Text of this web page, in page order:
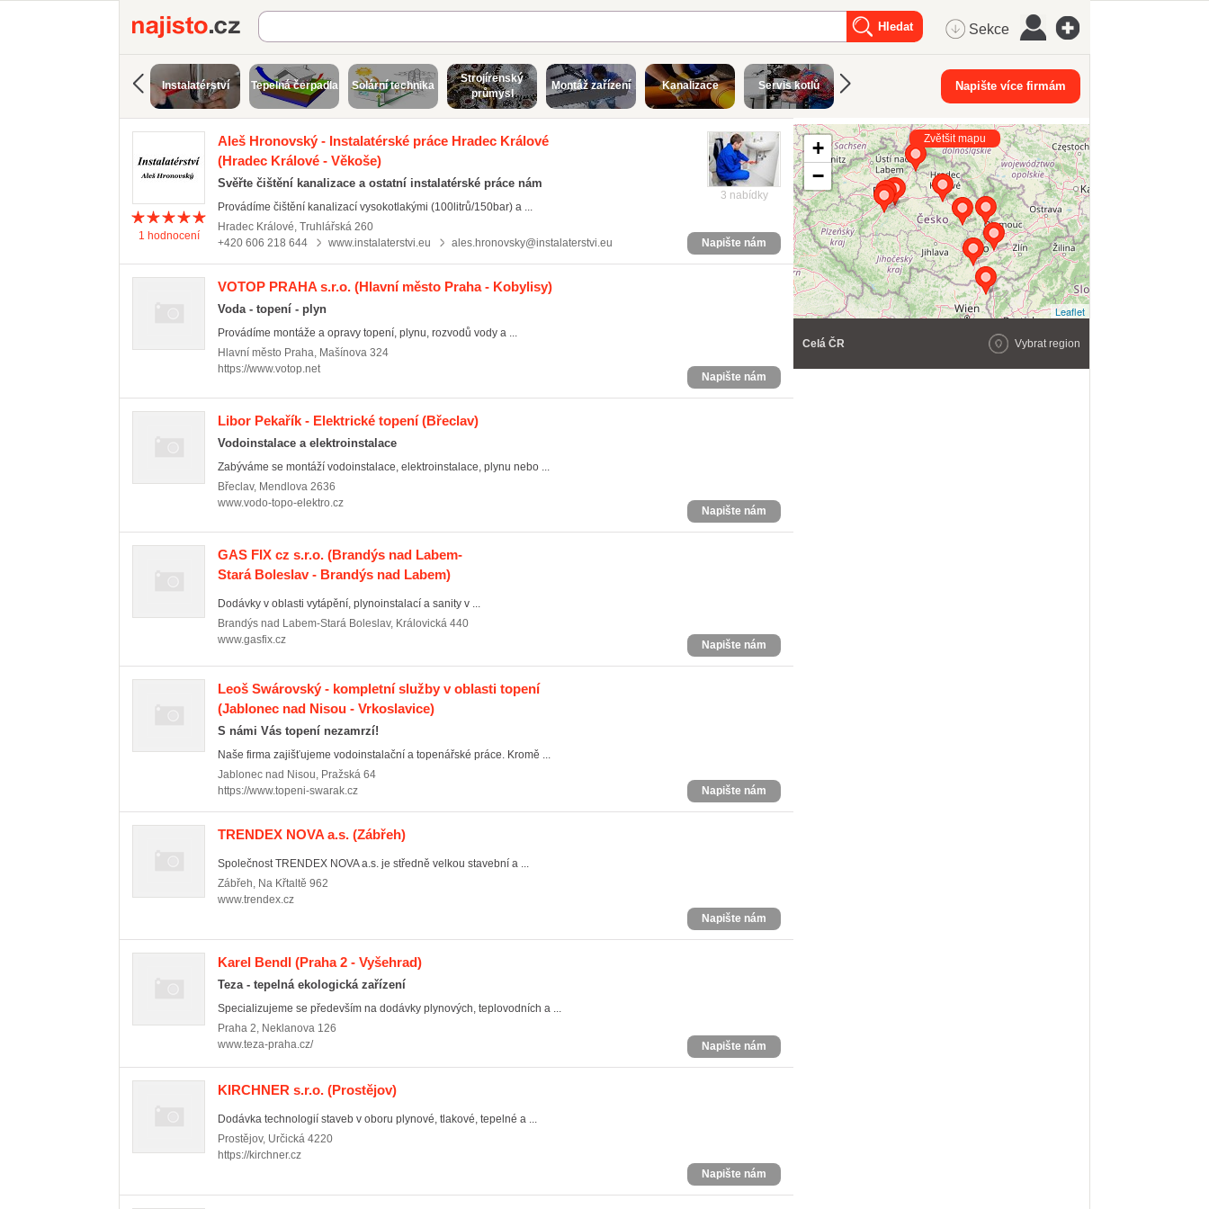
Najisto.cz Sekce
Instalatérství Tepelná čerpadla Solární technika
Strojírenský
průmysl
Montáž zařízení Kanalizace Servis kotlů Inženýrské sítě
Energetický
průmysl
Teplárny
Napište více firmám
Aleš Hronovský - Instalatérské práce Hradec Králové
(Hradec Králové - Věkoše)
Svěřte čištění kanalizace a ostatní instalatérské práce nám
1 hodnocení
Provádíme čištění kanalizací vysokotlakými (100litrů/150bar) a ...
Hradec Králové, Truhlářská 260
+420 606 218 644
www.instalaterstvi.eu ales.hronovsky@instalaterstvi.eu
3 nabídky
Napište nám
VOTOP PRAHA s.r.o. (Hlavní město Praha - Kobylisy)
Voda - topení - plyn
Provádíme montáže a opravy topení, plynu, rozvodů vody a ...
Hlavní město Praha, Mašínova 324
https://www.votop.net
Napište nám
Libor Pekařík - Elektrické topení(Břeclav)
Vodoinstalace a elektroinstalace
Zabýváme se montáží vodoinstalace, elektroinstalace, plynu nebo ...
Břeclav, Mendlova 2636
www.vodo-topo-elektro.cz
Napište nám
GAS FIX cz s.r.o. (Brandýs nad Labem-
Stará Boleslav - Brandýs nad Labem)
Dodávky v oblasti vytápění, plynoinstalací a sanity v ...
Brandýs nad Labem-Stará Boleslav, Královická 440
www.gasfix.cz
Napište nám
Leoš Swárovský - kompletní služby v oblasti topení
(Jablonec nad Nisou - Vrkoslavice)
S námi Vás topení nezamrzí!
Naše firma zajišťujeme vodoinstalační a topenářské práce. Kromě ...
Jablonec nad Nisou, Pražská 64
https://www.topeni-swarak.cz
Napište nám
TRENDEX NOVA a.s. (Zábřeh)
Společnost TRENDEX NOVA a.s. je středně velkou stavební a ...
Zábřeh, Na Křtaltě 962
www.trendex.cz
Napište nám
Karel Bendl (Praha 2 - Vyšehrad)
Teza - tepelná ekologická zařízení
Specializujeme se především na dodávky plynových, teplovodních a ...
Praha 2, Neklanova 126
www.teza-praha.cz/
Napište nám
KIRCHNER s.r.o. (Prostějov)
Dodávka technologií staveb v oboru plynové, tlakové, tepelné a ...
Prostějov, Určická 4220
https://kirchner.cz
Napište nám
+
−
Leaflet
Zvětšit mapu
Celá ČR Vybrat region